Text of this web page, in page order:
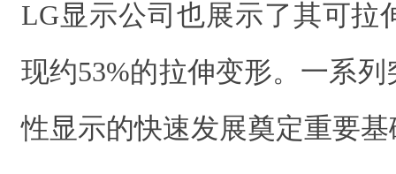
LG显示公司也展示了其可拉
现约53%的拉伸变形。一系
性显示的快速发展奠定重要基